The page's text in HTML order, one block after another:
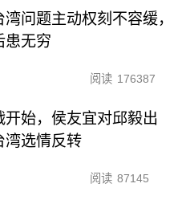
湾问题主动权刻不容缓，
患无穷
阅读 176387
开始，侯友宜对邱毅出
湾选情反转
阅读 87145